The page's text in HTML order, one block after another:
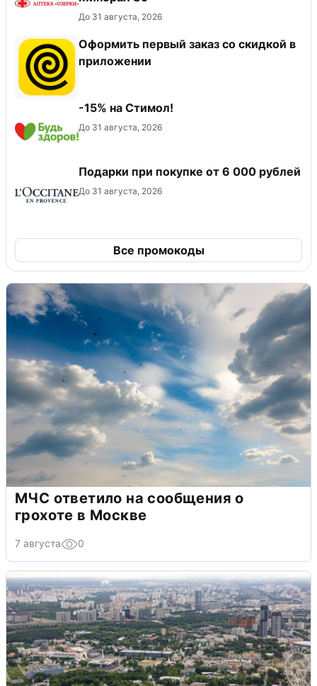
До 31 августа, 2026
Оформить первый заказ со скидкой в
приложении
-15% на Стимол!
До 31 августа, 2026
Подарки при покупке от 6 000 рублей
До 31 августа, 2026
Все промокоды
МЧС ответило на сообщения о
грохоте в Москве
7 августа 0